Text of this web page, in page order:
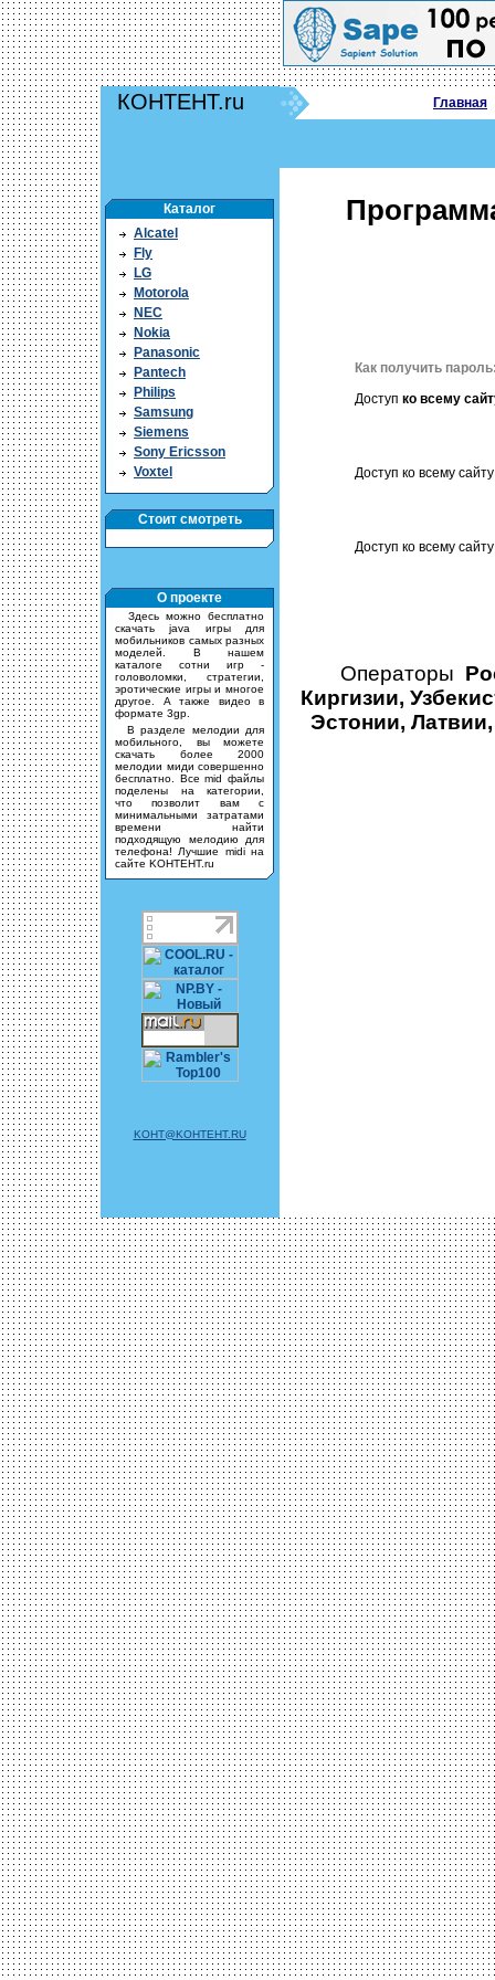
КОНТЕНТ.ru Главная
Каталог
Alcatel
Fly
LG
Motorola
NEC
Nokia
Panasonic
Pantech
Philips
Samsung
Siemens
Sony Ericsson
Voxtel
Стоит смотреть
О проекте
Здесь можно бесплатно
скачать java игры для
мобильников самых разных
моделей. В нашем
каталоге сотни игр -
головоломки, стратегии,
эротические игры и многое
другое. А также видео в
формате 3gp.
В разделе мелодии для
мобильного, вы можете
скачать более 2000
мелодии миди совершенно
бесплатно. Все mid файлы
поделены на категории,
что позволит вам с
минимальными затратами
времени найти
подходящую мелодию для
телефона! Лучшие midi на
сайте KOHTEHT.ru
KOHT@KOHTEHT.RU
Как получить
Доступ ко всему
Доступ ко всему
Доступ ко всему
Операторы
Киргизии,
Эстонии,